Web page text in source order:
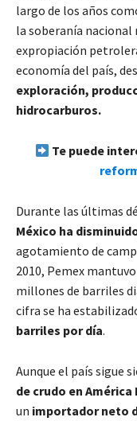
largo de los años
la soberanía nacional
expropiación
economía del país,
exploración,
hidrocarburos.
Te puede
Durante las últimas
México ha
agotamiento de
2010, Pemex
millones de barriles
cifra se ha
barriles por día.
Aunque el país sigue
de crudo en América
un importador neto